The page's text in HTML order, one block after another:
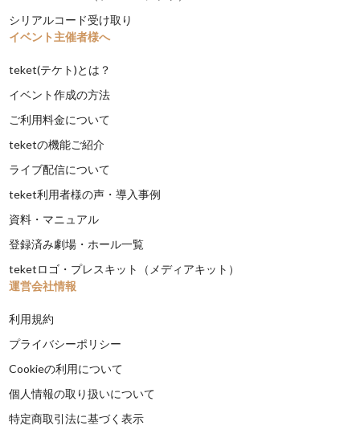
シリアルコード受け取り
イベント主催者様へ
teket(テケト)とは？
イベント作成の方法
ご利用料金について
teketの機能ご紹介
ライブ配信について
teket利用者様の声・導入事例
資料・マニュアル
登録済み劇場・ホール一覧
teketロゴ・プレスキット（メディアキット）
運営会社情報
利用規約
プライバシーポリシー
Cookieの利用について
個人情報の取り扱いについて
特定商取引法に基づく表示